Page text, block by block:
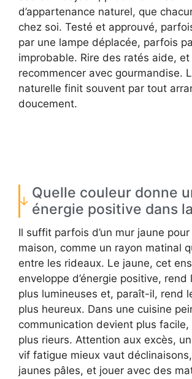
d’appartenance naturel, que
chez soi. Testé et approuvé,
par une lampe déplacée, parfois
improbable. Rire des ratés aide, et
recommencer avec gourmandise.
naturelle finit souvent par tout
doucement.
Quelle couleur donne
énergie positive dans
Il suffit parfois d’un mur jaune
maison, comme un rayon matinal
entre les rideaux. Le jaune, cet
enveloppe d’énergie positive, rend
plus lumineuses et, paraît-il, rend
plus heureux. Dans une cuisine
communication devient plus facile,
plus rieurs. Attention aux excès,
vif fatigue mieux vaut
jaunes pâles, et jouer avec des